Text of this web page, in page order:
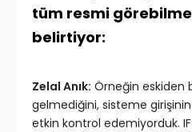
tüm resmi
belirtiyor:
Zelal Anık: Örneğin eskiden
gelmediğini, sisteme girişinin
etkin kontrol edemiyorduk.